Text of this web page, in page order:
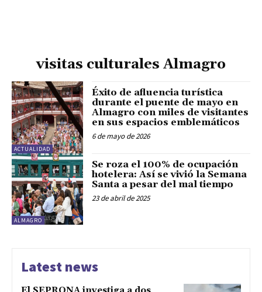
visitas culturales Almagro
ACTUALIDAD
Éxito de afluencia turística
durante el puente de mayo en
Almagro con miles de visitantes
en sus espacios emblemáticos
6 de mayo de 2026
ALMAGRO
Se roza el 100% de ocupación
hotelera: Así se vivió la Semana
Santa a pesar del mal tiempo
23 de abril de 2025
Latest news